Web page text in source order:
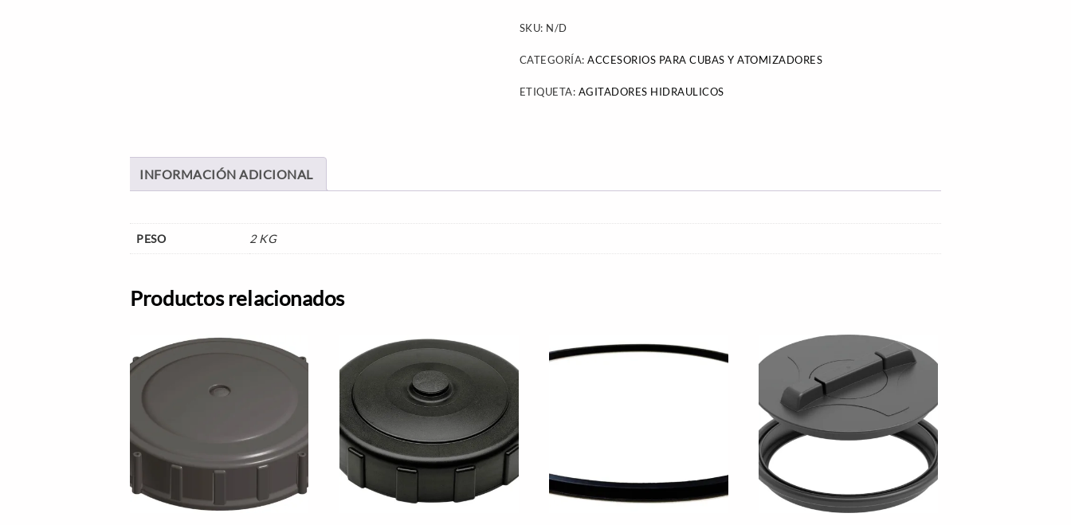
SKU: N/D
CATEGORÍA:ACCESORIOS PARA CUBAS Y ATOMIZADORES
ETIQUETA: AGITADORES HIDRAULICOS
INFORMACIÓN ADICIONAL
PESO 2 KG
Productos relacionados